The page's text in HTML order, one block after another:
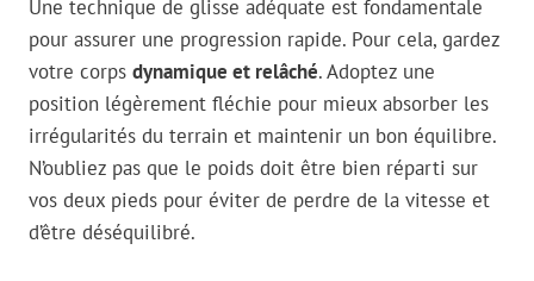
Une technique de glisse adéquate est fondamentale
pour assurer une progression rapide. Pour cela, gardez
votre corps dynamique et relâché. Adoptez une
position légèrement fléchie pour mieux absorber les
irrégularités du terrain et maintenir un bon équilibre.
N’oubliez pas que le poids doit être bien réparti sur
vos deux pieds pour éviter de perdre de la vitesse et
d’être déséquilibré.